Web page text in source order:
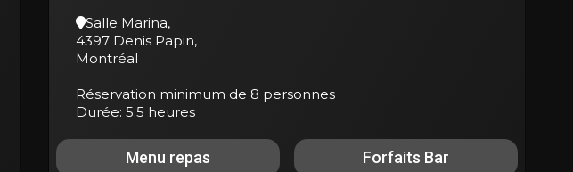
Salle Marina,
4397 Denis Papin,
Montréal
Réservation minimum de 8 personnes
Durée: 5.5 heures
Menu repas Forfaits Bar